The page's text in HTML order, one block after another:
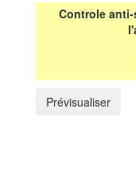
Controle